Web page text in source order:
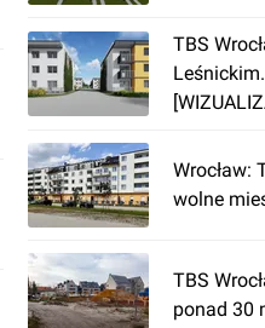
TBS
Wrocław:
wolne
TBS
ponad 30